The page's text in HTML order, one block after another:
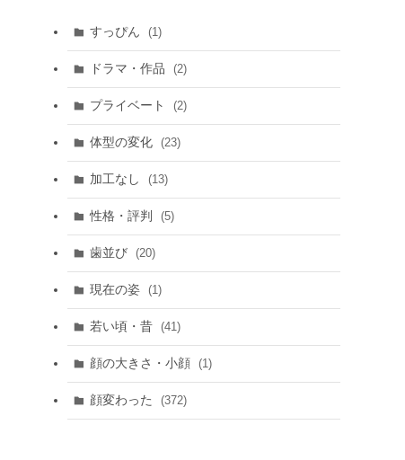
すっぴん (1)
ドラマ・作品 (2)
プライベート (2)
体型の変化 (23)
加工なし (13)
性格・評判 (5)
歯並び (20)
現在の姿 (1)
若い頃・昔 (41)
顔の大きさ・小顔 (1)
顔変わった (372)